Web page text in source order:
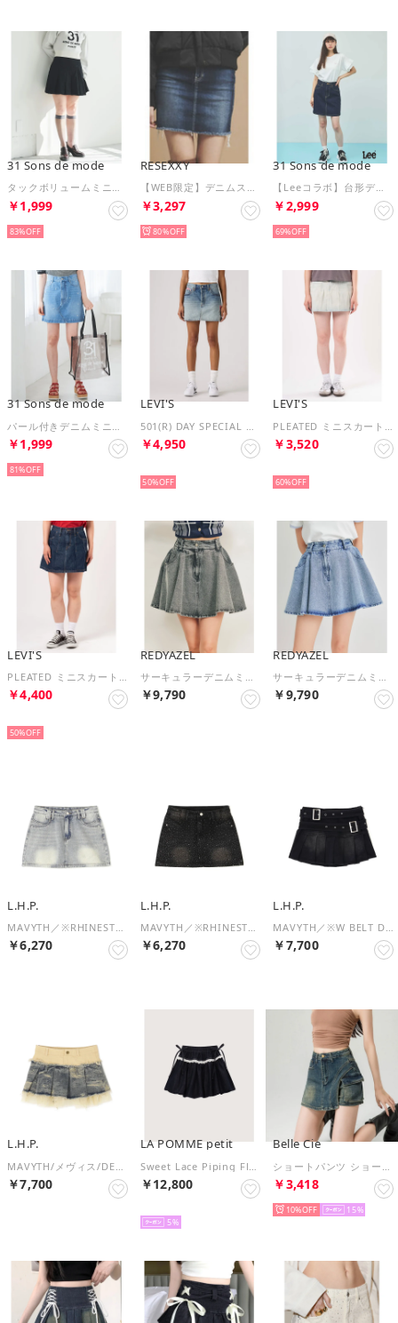
31 Sons de mode
タックボリュームミニスカート （クロ）
￥1,999
83%
RESEXXY
【WEB限定】デニムスカート （インディゴ）
￥3,297
80%
31 Sons de mode
【Leeコラボ】台形デニムミニスカート （インディゴ）
￥2,999
69%
31 Sons de mode
￥1,999
81%
LEVI'S
￥4,950
50%
LEVI'S
￥3,520
60%
LEVI'S
PLEATED ミニスカート ダークインディゴ （Dark Indigo - Flat Finish）
￥4,400
50%
REDYAZEL
サーキュラーデニムミニスカート （ライトグレー）
￥9,790
REDYAZEL
サーキュラーデニムミニスカート （ブルー）
￥9,790
L.H.P.
MAVYTH／※RHINESTONE MINI SKIRT （ライトブルー3）
￥6,270
L.H.P.
MAVYTH／※RHINESTONE MINI SKIRT （ブラック）
￥6,270
L.H.P.
MAVYTH／※W BELT DENIM MINISKIRT （ブラック）
￥7,700
L.H.P.
￥7,700
LA POMME petit
￥12,800
5
Belle Cie
￥3,418
10% 15